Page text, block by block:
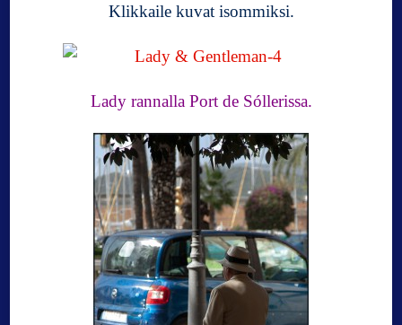
Klikkaile kuvat isommiksi.
Lady rannalla Port de Sóllerissa.